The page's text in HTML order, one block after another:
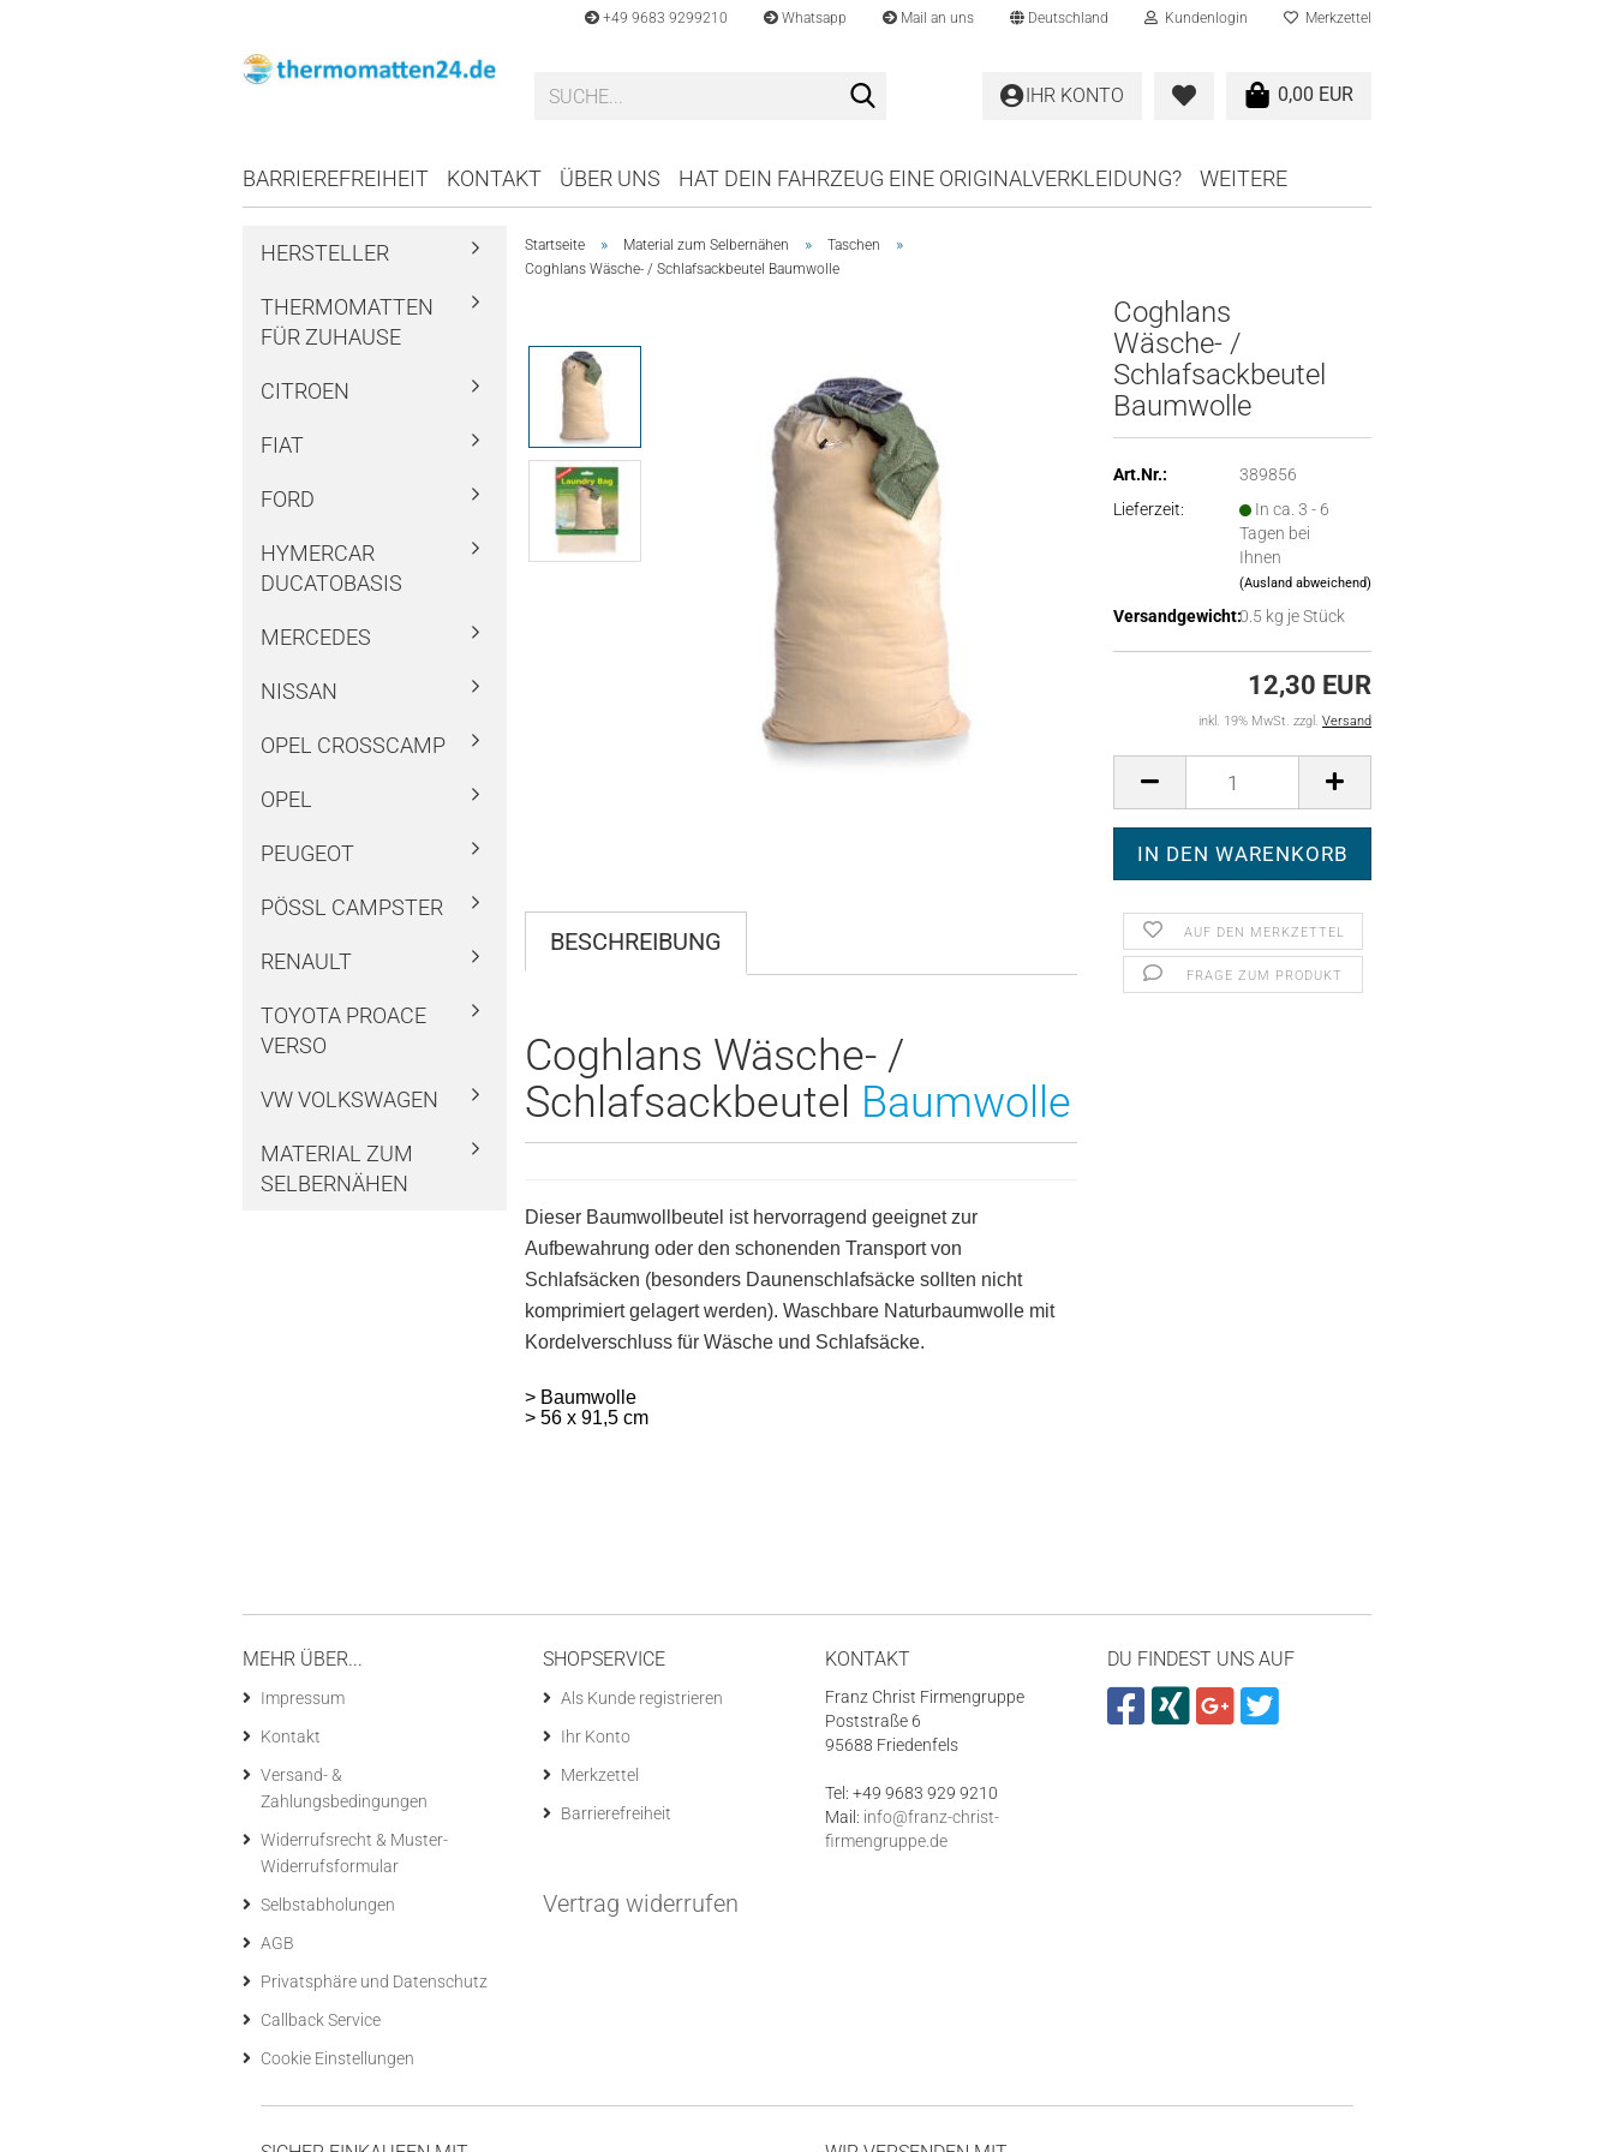
+49 9683 9299210 Whatsapp Mail an uns Deutschland Kundenlogin Merkzettel
0,00 EUR
IHR KONTO
BARRIEREFREIHEIT KONTAKT ÜBER UNS HAT DEIN FAHRZEUG EINE ORIGINALVERKLEIDUNG? WEITERE
Startseite » Material zum Selbernähen » Taschen »
Coghlans Wäsche- / Schlafsackbeutel Baumwolle
Coghlans
Wäsche- /
Schlafsackbeutel
Baumwolle
Art.Nr.:
389856
Lieferzeit:
In ca. 3 - 6
Tagen bei
Ihnen
(Ausland abweichend)
Versandgewicht:0.5 kg je Stück
12,30 EUR
inkl. 19% MwSt. zzgl. Versand
AUF DEN MERKZETTEL
FRAGE ZUM PRODUKT
BESCHREIBUNG
Coghlans Wäsche- /
Schlafsackbeutel Baumwolle
Dieser Baumwollbeutel ist hervorragend geeignet zur
Aufbewahrung oder den schonenden Transport von
Schlafsäcken (besonders Daunenschlafsäcke sollten nicht
komprimiert gelagert werden). Waschbare Naturbaumwolle mit
Kordelverschluss für Wäsche und Schlafsäcke.
> Baumwolle
> 56 x 91,5 cm
HERSTELLER
THERMOMATTEN
FÜR ZUHAUSE
CITROEN
FIAT
FORD
HYMERCAR
DUCATOBASIS
MERCEDES
NISSAN
OPEL CROSSCAMP
OPEL
PEUGEOT
PÖSSL CAMPSTER
RENAULT
TOYOTA PROACE
VERSO
VW VOLKSWAGEN
MATERIAL ZUM
SELBERNÄHEN
MEHR ÜBER...
Impressum
Kontakt
Versand- &
Zahlungsbedingungen
Widerrufsrecht & Muster-
Widerrufsformular
Selbstabholungen
AGB
Privatsphäre und Datenschutz
Callback Service
Cookie Einstellungen
SHOPSERVICE
Als Kunde registrieren
Ihr Konto
Merkzettel
Barrierefreiheit
Vertrag widerrufen
KONTAKT
Franz Christ Firmengruppe
Poststraße 6
95688 Friedenfels
Tel: +49 9683 929 9210
Mail: info@franz-christ-
firmengruppe.de
DU FINDEST UNS AUF